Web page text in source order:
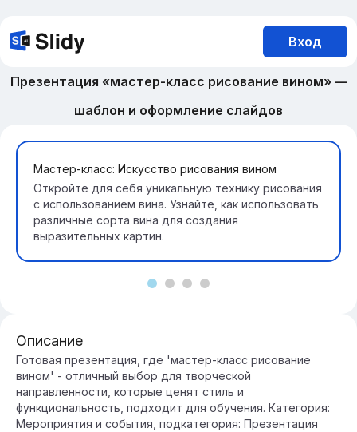
Вход
Презентация «мастер-класс рисование вином» —
шаблон и оформление слайдов
Мастер-класс: Искусство рисования вином
Откройте для себя уникальную технику рисования
с использованием вина. Узнайте, как использовать
различные сорта вина для создания
выразительных картин.
Описание
Готовая презентация, где 'мастер-класс рисование
вином' - отличный выбор для творческой
направленности, которые ценят стиль и
функциональность, подходит для обучения. Категория:
Мероприятия и события, подкатегория: Презентация